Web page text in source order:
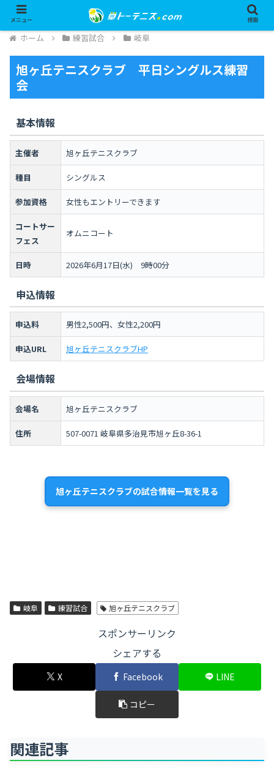
ホーム 練習試合 岐阜
旭ヶ丘テニスクラブ 平日シングルス練習
会
基本情報
主催者 旭ヶ丘テニスクラブ
種目 シングルス
参加資格 女性もエントリーできます
コートサー
フェス
オムニコート
日時 2026年6月17日(水) 9時00分
申込情報
申込料 男性2,500円、女性2,200円
申込URL 旭ヶ丘テニスクラブHP
会場情報
会場名 旭ヶ丘テニスクラブ
住所 507-0071 岐阜県多治見市旭ヶ丘8-36-1
旭ヶ丘テニスクラブの試合情報一覧を見る
岐阜 練習試合 旭ヶ丘テニスクラブ
スポンサーリンク
シェアする
X Facebook LINE
コピー
関連記事
メニュー 検索